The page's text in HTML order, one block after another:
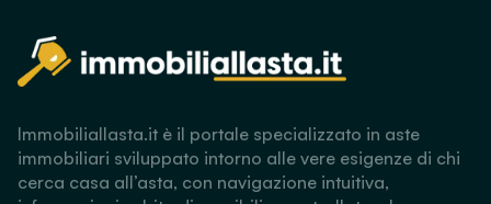
Immobiliallasta.it è il portale specializzato in aste
immobiliari sviluppato intorno alle vere esigenze di chi
cerca casa all’asta, con navigazione intuitiva,